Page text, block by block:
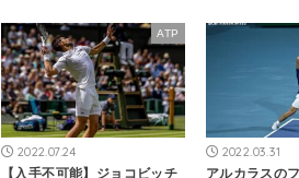
ATP
2022.07.24
【入手不可能】ジョコビッチ
2022.03.31
アルカラスの